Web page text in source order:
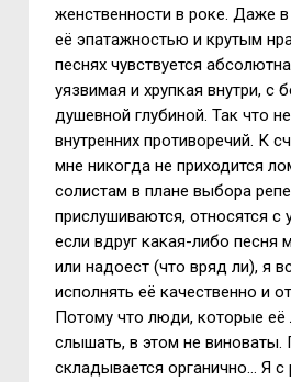
женственности в роке. Даже
её эпатажностью и крутым
песнях чувствуется
уязвимая и хрупкая внутри, с
душевной глубиной. Так что
внутренних противоречий. К
мне никогда не приходится
солистам в плане выбора
прислушиваются, относятся с
если вдруг какая-либо песня
или надоест (что вряд ли), я
исполнять её качественно и
Потому что люди, которые её
слышать, в этом не виноваты.
складывается органично… Я